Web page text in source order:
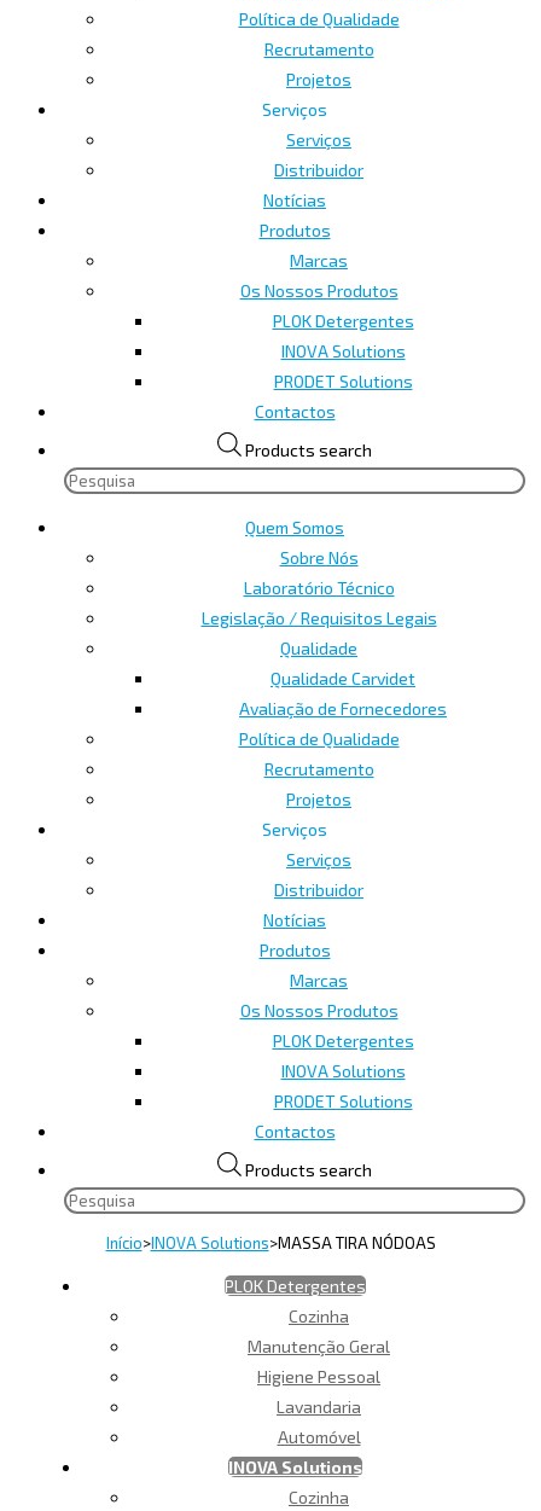
Política de Qualidade
Recrutamento
Projetos
Serviços
Serviços
Distribuidor
Notícias
Produtos
Marcas
Os Nossos Produtos
PLOK Detergentes
INOVA Solutions
PRODET Solutions
Contactos
Products search
Quem Somos
Sobre Nós
Laboratório Técnico
Legislação / Requisitos Legais
Qualidade
Qualidade Carvidet
Avaliação de Fornecedores
Política de Qualidade
Recrutamento
Projetos
Serviços
Serviços
Distribuidor
Notícias
Produtos
Marcas
Os Nossos Produtos
PLOK Detergentes
INOVA Solutions
PRODET Solutions
Contactos
Products search
Início>INOVA Solutions>MASSA TIRA NÓDOAS
PLOK Detergentes
Cozinha
Manutenção Geral
Higiene Pessoal
Lavandaria
Automóvel
INOVA Solutions
Cozinha